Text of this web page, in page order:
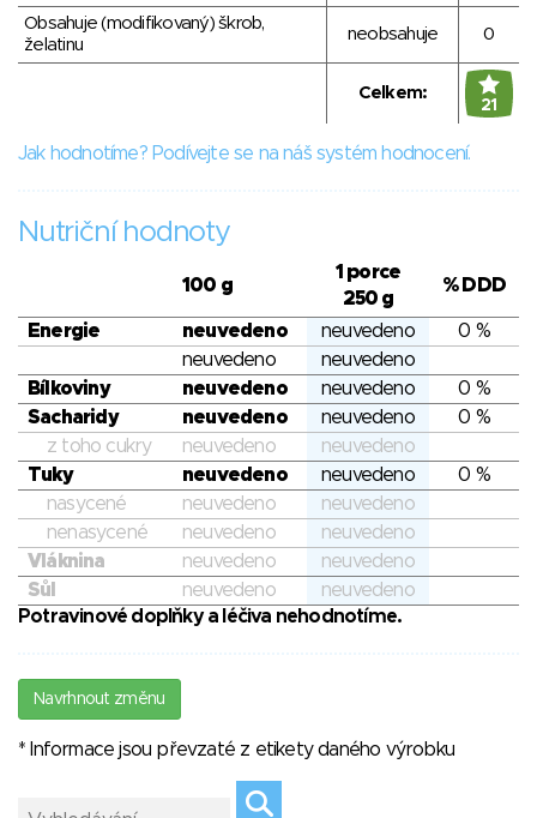
Obsahuje (modifikovaný) škrob,
želatinu
neobsahuje 0
Celkem:
21
Jak hodnotíme? Podívejte se na náš systém hodnocení.
Nutriční hodnoty
100 g
1 porce
250 g
% DDD
Energie neuvedeno neuvedeno
0 %
neuvedeno
neuvedeno
Bílkoviny
neuvedeno neuvedeno
0 %
Sacharidy
neuvedeno neuvedeno
0 %
z toho cukry
neuvedeno
neuvedeno
Tuky
neuvedeno neuvedeno
0 %
nasycené
neuvedeno
neuvedeno
nenasycené
neuvedeno
neuvedeno
Vláknina
neuvedeno
neuvedeno
Sůl
neuvedeno
neuvedeno
Potravinové doplňky a léčiva nehodnotíme.
Navrhnout změnu
* Informace jsou převzaté z etikety daného výrobku